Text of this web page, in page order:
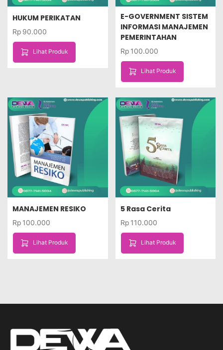
HUKUM PERIKATAN
Rp 90.000
Lihat Produk
E-GOVERNMENT SISTEM
INFORMASI MANAJEMEN
PEMERINTAHAN
Rp 100.000
Lihat Produk
MANAJEMEN RESIKO
Rp 100.000
Lihat Produk
5 Rasa Cerita
Rp 110.000
Lihat Produk